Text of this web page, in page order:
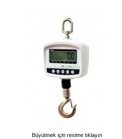
Büyütmek için resime tıklayın